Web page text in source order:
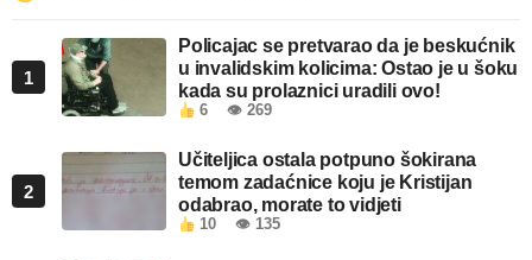
1
Policajac se pretvarao da je beskućnik
u invalidskim kolicima: Ostao je u šoku
kada su prolaznici uradili ovo!
6 👁 269
2
Učiteljica ostala potpuno šokirana
temom zadaćnice koju je Kristijan
odabrao, morate to vidjeti
10 👁 135